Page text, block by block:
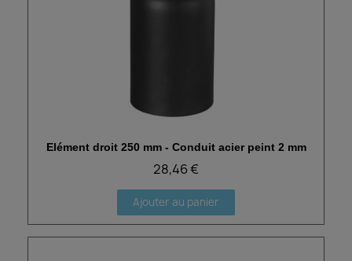
Aperçu rapide
Elément droit 250 mm - Conduit acier peint 2 mm
28,46 €
Ajouter au panier